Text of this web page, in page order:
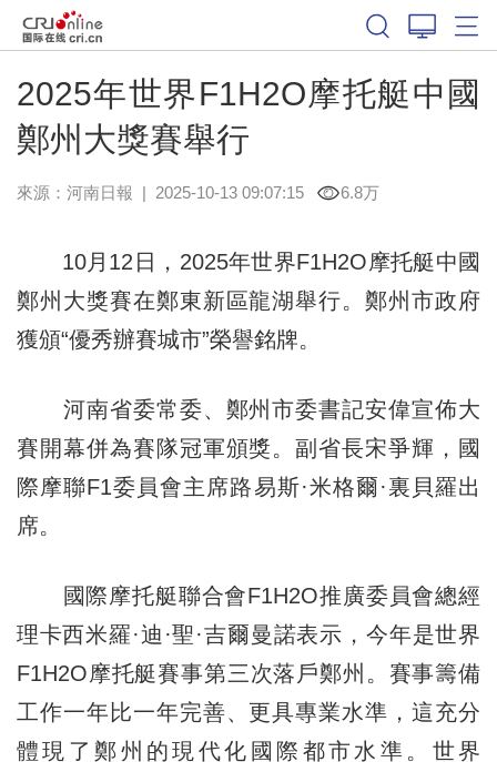
2025年世界F1H2O摩托艇中國
鄭州大獎賽舉行
來源： 河南日報 | 2025-10-13 09:07:15 6.8万
10月12日，2025年世界F1H2O摩托艇中國
鄭州大獎賽在鄭東新區龍湖舉行。鄭州市政府
獲頒“優秀辦賽城市”榮譽銘牌。
河南省委常委、鄭州市委書記安偉宣佈大
賽開幕併為賽隊冠軍頒獎。副省長宋爭輝，國
際摩聯F1委員會主席路易斯·米格爾·裏貝羅出
席。
國際摩托艇聯合會F1H2O推廣委員會總經
理卡西米羅·迪·聖·吉爾曼諾表示，今年是世界
F1H2O摩托艇賽事第三次落戶鄭州。賽事籌備
工作一年比一年完善、更具專業水準，這充分
體現了鄭州的現代化國際都市水準。世界